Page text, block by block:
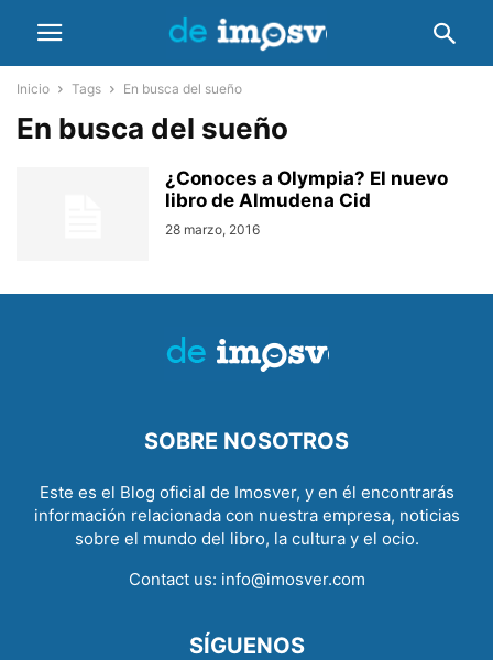
Inicio Tags En busca del sueño
En busca del sueño
¿Conoces a Olympia? El nuevo
libro de Almudena Cid
28 marzo, 2016
SOBRE NOSOTROS
Este es el Blog oficial de Imosver, y en él encontrarás
información relacionada con nuestra empresa, noticias
sobre el mundo del libro, la cultura y el ocio.
Contact us: info@imosver.com
SÍGUENOS